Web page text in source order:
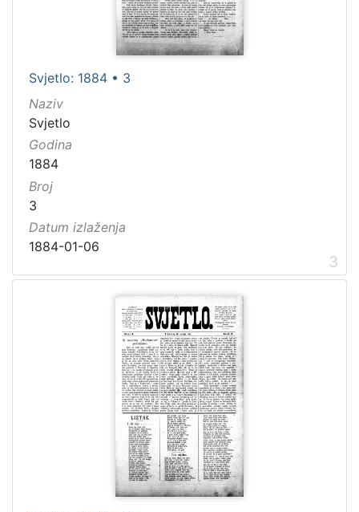
Svjetlo: 1884 • 3
Naziv
Svjetlo
Godina
1884
Broj
3
Datum izlaženja
1884-01-06
3